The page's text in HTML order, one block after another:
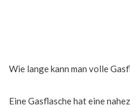
Wie lange kann man volle
Eine Gasflasche hat eine